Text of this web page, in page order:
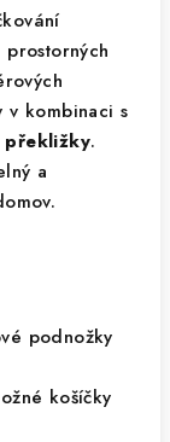
v kombinaci s
překližky.
a
podnožky
košíčky